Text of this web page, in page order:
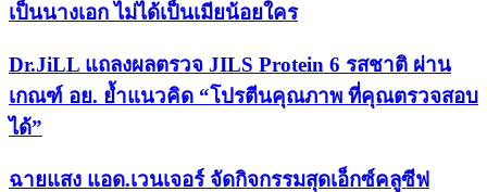
เป็นนางเอก ไม่ได้เป็นเมียน้อยใคร
Dr.JiLL แถลงผลตรวจ JILS Protein 6 รสชาติ ผ่าน
เกณฑ์ อย. ย้ำแนวคิด “โปรตีนคุณภาพ ที่คุณตรวจสอบ
ได้”
ฉายแสง แอด.เวนเจอร์ จัดกิจกรรมสุดเอ็กซ์คลูซีฟ